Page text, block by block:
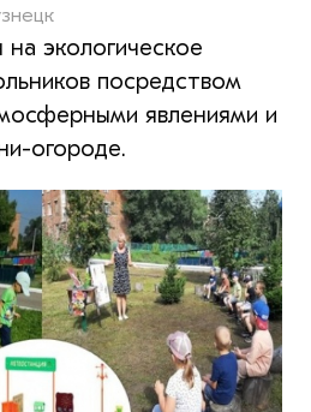
экологическое
посредством
явлениями и
огороде.